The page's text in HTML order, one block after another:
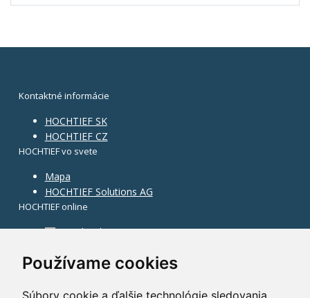
Používame cookies
Súbory cookie a ďalšie technológie sledovania
Kontaktné informácie
HOCHTIEF SK
HOCHTIEF CZ
HOCHTIEF vo svete
Mapa
HOCHTIEF Solutions AG
HOCHTIEF online
Facebook